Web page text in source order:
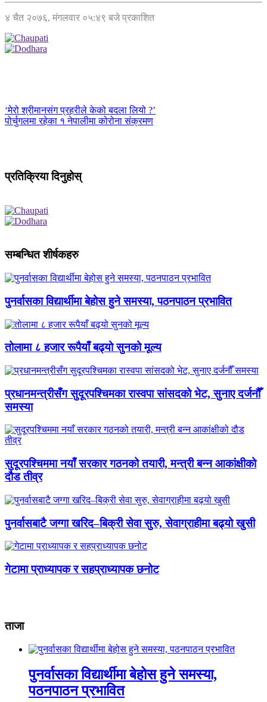
४ चैत २०७६, मंगलवार ०५:४९ बजे प्रकाशित
‘मेरो श्रीमानसंग प्रहरीले केको बदला लियो ?’
पोर्चुगलमा रहेका १ नेपालीमा कोरोना संक्रमण
प्रतिक्रिया दिनुहोस्
सम्बन्धित शीर्षकहरु
पुनर्वासका विद्यार्थीमा बेहोस हुने समस्या, पठनपाठन प्रभावित
तोलामा ८ हजार रूपैयाँ बढ्यो सुनको मूल्य
प्रधानमन्त्रीसँग सुदूरपश्चिमका रास्वपा सांसदको भेट, सुनाए दर्जनौँ
समस्या
सुदूरपश्चिममा नयाँ सरकार गठनको तयारी, मन्त्री बन्न आकांक्षीको
दौड तीव्र
पुनर्वासबाटै जग्गा खरिद–बिक्री सेवा सुरु, सेवाग्राहीमा बढ्यो खुसी
गेटामा प्राध्यापक र सहप्राध्यापक छनोट
ताजा
पुनर्वासका विद्यार्थीमा बेहोस हुने समस्या,
पठनपाठन प्रभावित